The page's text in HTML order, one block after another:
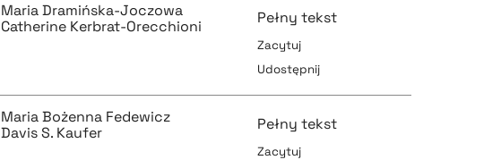
pobierz cytat
Maria Dramińska-Joczowa
Catherine Kerbrat-Orecchioni
Pełny tekst
Zacytuj
Udostępnij
Maria Bożenna Fedewicz
Davis S. Kaufer
Pełny tekst
Zacytuj